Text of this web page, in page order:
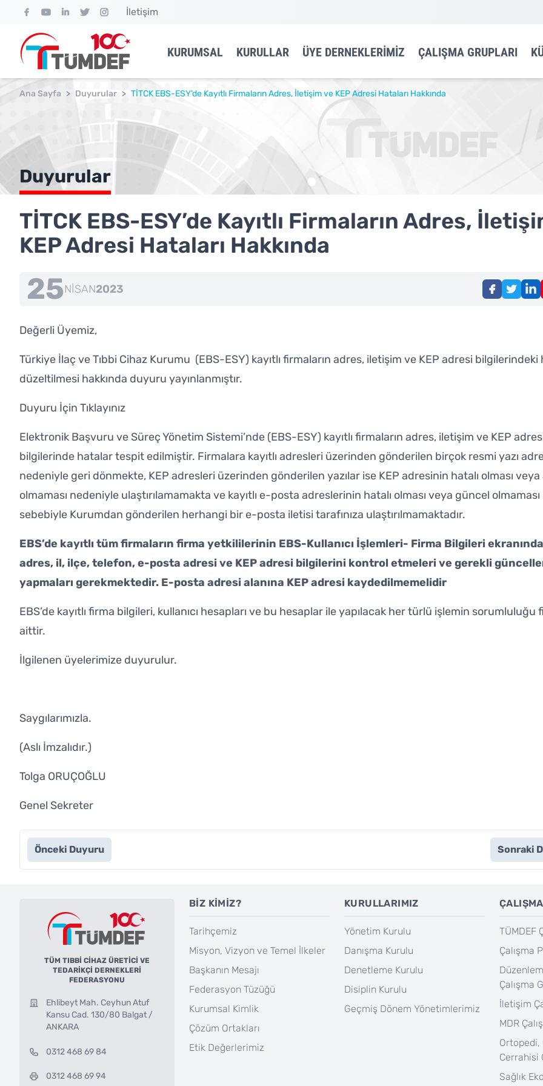
İletişim
KURUMSAL KURULLAR ÜYE DERNEKLERIMIZ ÇALIŞMA GRUPLARI
Ana Sayfa > Duyurular > TİTCK EBS-ESY’de Kayıtlı Firmaların Adres, İletişim ve KEP Adresi Hataları Hakkında
Duyurular
TİTCK EBS-ESY’de Kayıtlı Firmaların Adres,
KEP Adresi Hataları Hakkında
25NISAN2023
Değerli Üyemiz,
Türkiye İlaç ve Tıbbi Cihaz Kurumu (EBS-ESY) kayıtlı firmaların adres, iletişim ve KEP adresi bilgilerindeki
düzeltilmesi hakkında duyuru yayınlanmıştır.
Duyuru İçin Tıklayınız
Elektronik Başvuru ve Süreç Yönetim Sistemi’nde (EBS-ESY) kayıtlı firmaların adres, iletişim ve KEP
bilgilerinde hatalar tespit edilmiştir. Firmalara kayıtlı adresleri üzerinden gönderilen birçok resmi yazı
nedeniyle geri dönmekte, KEP adresleri üzerinden gönderilen yazılar ise KEP adresinin hatalı olması
olmaması nedeniyle ulaştırılamamakta ve kayıtlı e-posta adreslerinin hatalı olması veya güncel olmaması
sebebiyle Kurumdan gönderilen herhangi bir e-posta iletisi tarafınıza ulaştırılmamaktadır.
EBS’de kayıtlı tüm firmaların firma yetkililerinin EBS-Kullanıcı İşlemleri- Firma Bilgileri
adres, il, ilçe, telefon, e-posta adresi ve KEP adresi bilgilerini kontrol etmeleri ve gerekli
yapmaları gerekmektedir. E-posta adresi alanına KEP adresi kaydedilmemelidir
EBS’de kayıtlı firma bilgileri, kullanıcı hesapları ve bu hesaplar ile yapılacak her türlü işlemin sorumluluğu
aittir.
İlgilenen üyelerimize duyurulur.
Saygılarımızla.
(Aslı İmzalıdır.)
Tolga ORUÇOĞLU
Genel Sekreter
Önceki Duyuru Sonraki
TÜM TIBBİ CİHAZ ÜRETİCİ VE
TEDARİKÇİ DERNEKLERİ
FEDERASYONU
Ehlibeyt Mah. Ceyhun Atuf
Kansu Cad. 130/80 Balgat /
ANKARA
0312 468 69 84
0312 468 69 94
BİZ KİMİZ?
Tarihçemiz
Misyon, Vizyon ve Temel İlkeler
Başkanın Mesajı
Federasyon Tüzüğü
Kurumsal Kimlik
Çözüm Ortakları
Etik Değerlerimiz
KURULLARIMIZ
Yönetim Kurulu
Danışma Kurulu
Denetleme Kurulu
Disiplin Kurulu
Geçmiş Dönem Yönetimlerimiz
TÜMDEF
Çalışma
Çalışma
İletişim
MDR
Ortopedi,
Cerrahisi
Sağlık